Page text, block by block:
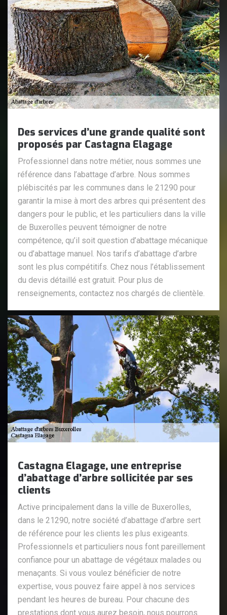
Des services d’une grande qualité sont
proposés par Castagna Elagage
Professionnel dans notre métier, nous sommes une
référence dans l’abattage d’arbre. Nous sommes
plébiscités par les communes dans le 21290 pour
garantir la mise à mort des arbres qui présentent des
dangers pour le public, et les particuliers dans la ville
de Buxerolles peuvent témoigner de notre
compétence, qu’il soit question d’abattage mécanique
ou d’abattage manuel. Nos tarifs d’abattage d’arbre
sont les plus compétitifs. Chez nous l’établissement
du devis détaillé est gratuit. Pour plus de
renseignements, contactez nos chargés de clientèle.
Castagna Elagage, une entreprise
d’abattage d’arbre sollicitée par ses
clients
Active principalement dans la ville de Buxerolles,
dans le 21290, notre société d’abattage d’arbre sert
de référence pour les clients les plus exigeants.
Professionnels et particuliers nous font pareillement
confiance pour un abattage de végétaux malades ou
menaçants. Si vous voulez bénéficier de notre
expertise, vous pouvez faire appel à nos services
pendant les heures de bureau. Pour chacune des
prestations dont vous aurez besoin, nous pourrons